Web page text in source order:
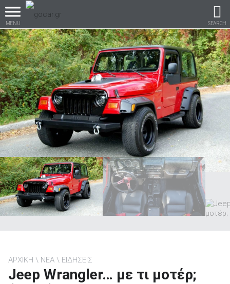
MENU SEARCH
Βρες τα πάντα για το
αυτοκίνητο!
βρες το!
Καινούρια
ΑΡΧΙΚΗ ΝΕΑ ΕΙΔΗΣΕΙΣ
Jeep Wrangler… με τι μοτέρ;